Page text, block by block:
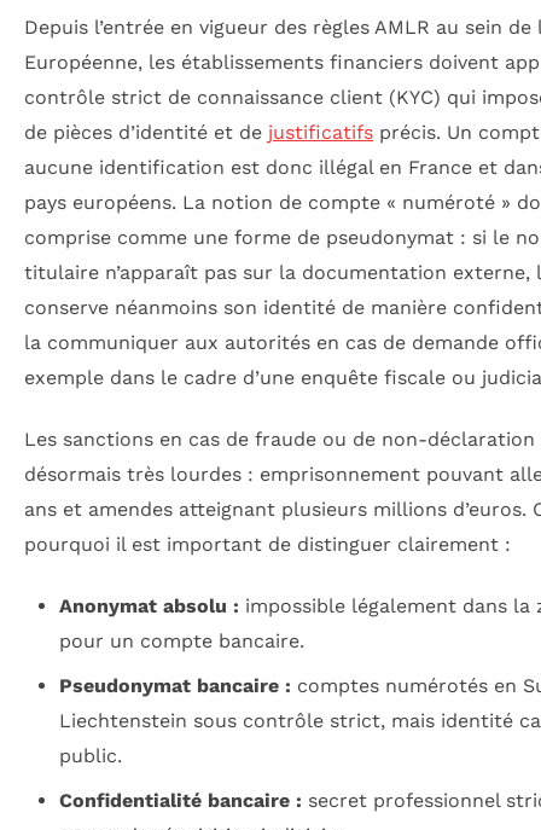
Depuis l’entrée en vigueur des règles AMLR au sein de
Européenne, les établissements financiers doivent
contrôle strict de connaissance client (KYC) qui
de pièces d’identité et de justificatifs précis. Un
aucune identification est donc illégal en France et
pays européens. La notion de compte « numéroté »
comprise comme une forme de pseudonymat : si le
titulaire n’apparaît pas sur la documentation externe,
conserve néanmoins son identité de manière
la communiquer aux autorités en cas de demande
exemple dans le cadre d’une enquête fiscale ou
Les sanctions en cas de fraude ou de non-
désormais très lourdes : emprisonnement pouvant
ans et amendes atteignant plusieurs millions d’euros.
pourquoi il est important de distinguer clairement :
Anonymat absolu : impossible légalement dans la
pour un compte bancaire.
Pseudonymat bancaire : comptes numérotés en
Liechtenstein sous contrôle strict, mais identité
public.
Confidentialité bancaire : secret professionnel